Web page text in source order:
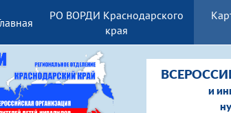
РО ВОРДИ Краснодарского
края
и